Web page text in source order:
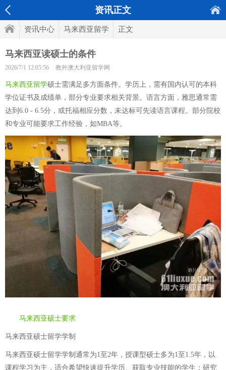
资讯正文
资讯中心 马来西亚留学 正文
马来西亚读硕士的条件
2026/7/1 12:05:56 教外澳大利亚留学网
马来西亚留学硕士需满足多方面条件。学历上，需有国内认可的本科
学位证书及成绩单，部分专业要求相关背景。语言方面，雅思通常需
达到6.0 - 6.5分，或托福相应分数，未达标可先读语言课程。部分院校
和专业可能要求工作经验，如MBA等。
马来西亚硕士要求
马来西亚硕士留学学制
马来西亚硕士留学学制通常为1至2年，授课型硕士多为1至1.5年，以
课程学习为主，适合希望快速提升学历、获取专业技能的学生；研究